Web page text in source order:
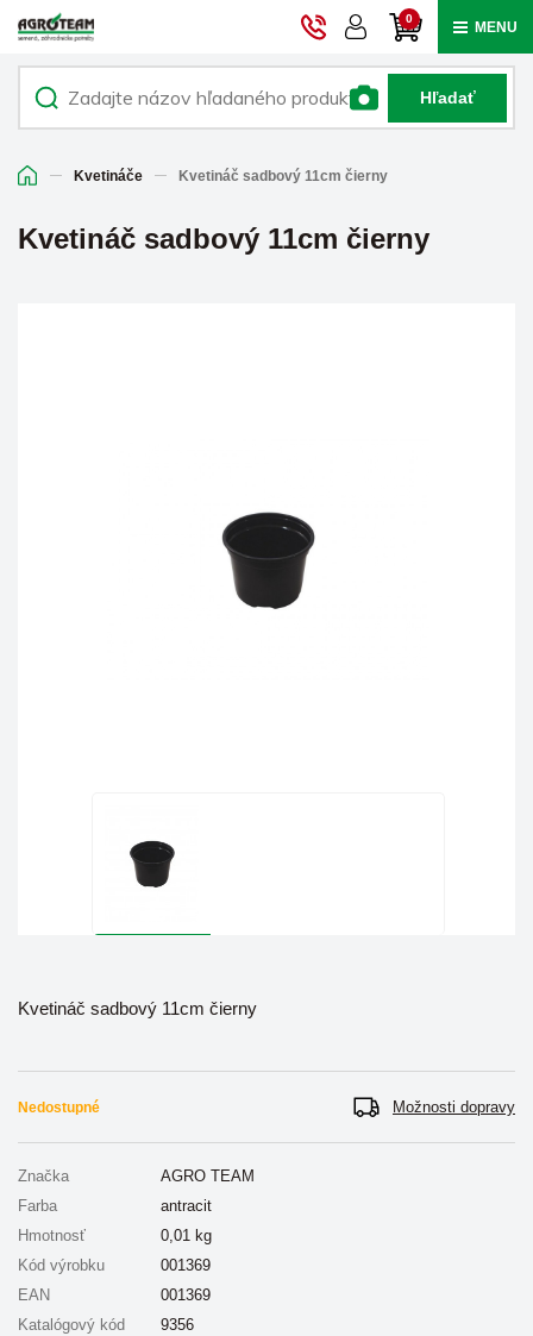
0 MENU
Hľadať
Kvetináče Kvetináč sadbový 11cm čierny
Kvetináč sadbový 11cm čierny
Kvetináč sadbový 11cm čierny
Nedostupné Možnosti dopravy
Značka
AGRO TEAM
Farba
antracit
Hmotnosť
0,01 kg
Kód výrobku
001369
EAN
001369
Katalógový kód
9356